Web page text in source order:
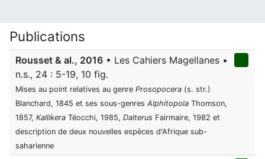
Publications
Rousset & al., 2016 • Les Cahiers Magellanes •
n.s., 24 : 5-19, 10 fig.
Mises au point relatives au genre Prosopocera (s. str.)
Blanchard, 1845 et ses sous-genres Alphitopola Thomson,
1857, Kallikera Téocchi, 1985, Dalterus Fairmaire, 1982 et
description de deux nouvelles espèces d'Afrique sub-
saharienne